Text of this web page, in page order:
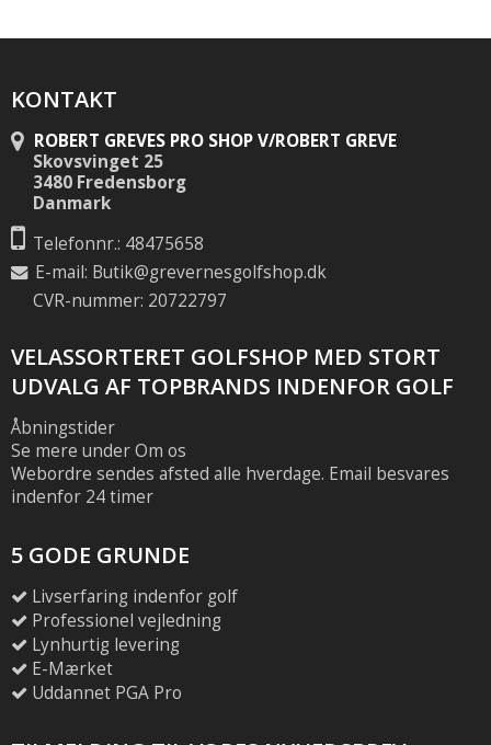
KONTAKT
ROBERT GREVES PRO SHOP V/ROBERT GREVE
Skovsvinget 25
3480 Fredensborg
Danmark
Telefonnr.: 48475658
E-mail: Butik@grevernesgolfshop.dk
CVR-nummer: 20722797
VELASSORTERET GOLFSHOP MED STORT
UDVALG AF TOPBRANDS INDENFOR GOLF
Åbningstider
Se mere under Om os
Webordre sendes afsted alle hverdage. Email besvares
indenfor 24 timer
5 GODE GRUNDE
Livserfaring indenfor golf
Professionel vejledning
Lynhurtig levering
E-Mærket
Uddannet PGA Pro